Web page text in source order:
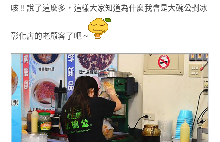
咳 !! 說了這麼多 ， 這樣大家知道為什麼我會是大碗公剉冰
彰化店的老顧客了吧 ~